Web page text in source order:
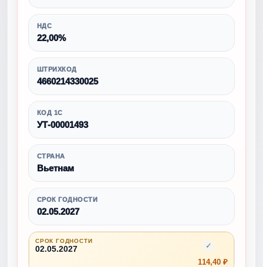
НДС
22,00%
ШТРИХКОД
4660214330025
КОД 1С
УТ-00001493
СТРАНА
Вьетнам
СРОК ГОДНОСТИ
02.05.2027
СРОК ГОДНОСТИ
02.05.2027
114,40 ₽
✓